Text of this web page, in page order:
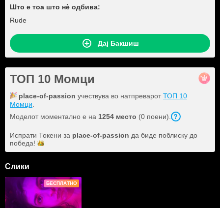
Што е тоа што нѐ одбива:
Rude
Дај Бакшиш
ТОП 10 Момци
place-of-passion учествува во натпреваротТОП 10
Момци
Моделот моментално е на 1254 место (0 поени).
Испрати Токени за place-of-passion да биде поблиску до
победа!
Слики
БЕСПЛАТНО